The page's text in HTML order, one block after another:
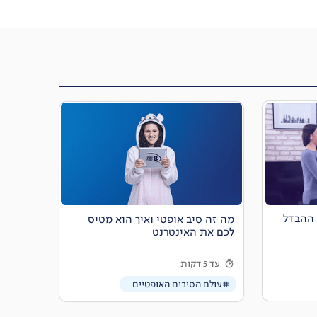
עד 5 דקות
מה זה סיב אופטי ואיך הוא מטיס
לכם את האינטרנט
#עולם הסיבים האופטיים